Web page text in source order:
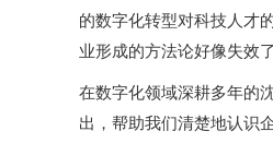
的数字化转型对科技人才
业形成的方法论好像失效
在数字化领域深耕多年的
出，帮助我们清楚地认识